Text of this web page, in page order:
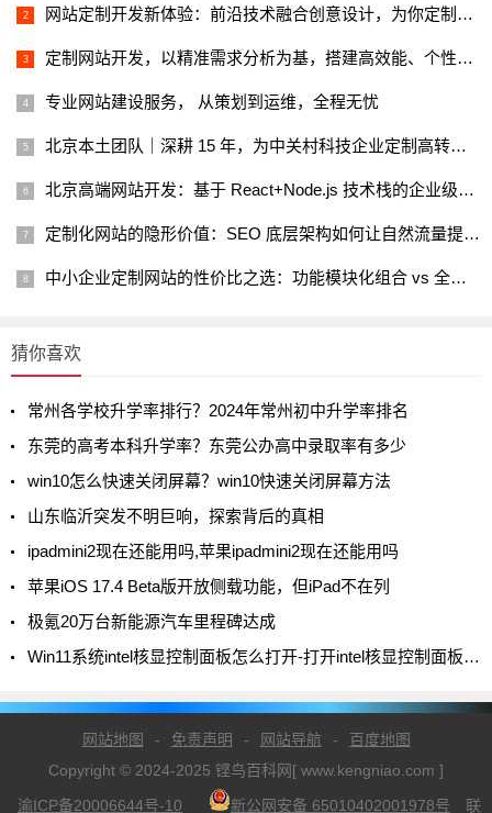
网站定制开发新体验：前沿技术融合创意设计，为你定制非凡之作
定制网站开发，以精准需求分析为基，搭建高效能、个性化线上平台
专业网站建设服务， 从策划到运维，全程无忧
北京本土团队｜深耕 15 年，为中关村科技企业定制高转化官网
北京高端网站开发：基于 React+Node.js 技术栈的企业级平台解决方案
定制化网站的隐形价值：SEO 底层架构如何让自然流量提升 3 倍？
中小企业定制网站的性价比之选：功能模块化组合 vs 全定制开发
猜你喜欢
常州各学校升学率排行？2024年常州初中升学率排名
东莞的高考本科升学率？东莞公办高中录取率有多少
win10怎么快速关闭屏幕？win10快速关闭屏幕方法
山东临沂突发不明巨响，探索背后的真相
ipadmini2现在还能用吗,苹果ipadmini2现在还能用吗
苹果iOS 17.4 Beta版开放侧载功能，但iPad不在列
极氪20万台新能源汽车里程碑达成
Win11系统intel核显控制面板怎么打开-打开intel核显控制面板的方法
网站地图 - 免责声明 - 网站导航 -
百度地图
Copyright © 2024-2025 铿鸟百科网[ www.kengniao.com ]
渝ICP备20006644号-10
新公网安备 65010402001978号 联